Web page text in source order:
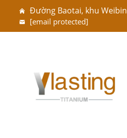
Đường Baotai, khu
[email protected]